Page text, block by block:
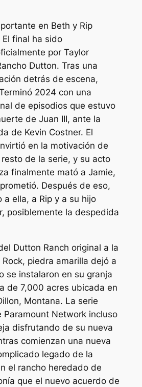
en Beth y Rip
El final ha sido
por Taylor
Dutton. Tras una
detrás de escena,
2024 con una
de episodios que estuvo
de Juan III, ante la
de Kevin Costner. El
en la motivación de
de la serie, y su acto
finalmente mató a Jamie,
Después de eso,
a ella, a Rip y a su hijo
posiblemente la despedida
Dutton Ranch original a la
piedra amarilla dejó a
se instalaron en su granja
de 7,000 acres ubicada en
Montana. La serie
Network incluso
disfrutando de su nueva
comienzan una nueva
legado de la
el rancho heredado de
que el nuevo acuerdo de